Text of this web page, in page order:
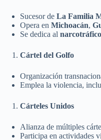
Sucesor de La Familia
Opera en Michoacán,
Se dedica al narcotráfico
Cártel del Golfo
Organización
Emplea la violencia,
Cárteles Unidos
Alianza de múltiples
Participa en actividades